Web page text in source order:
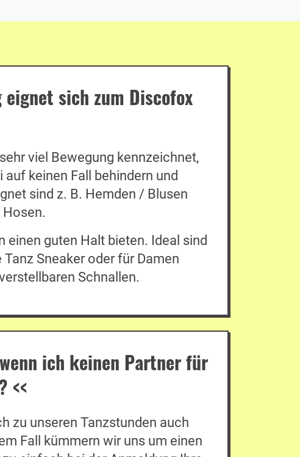
eignet sich zum Discofox
viel Bewegung kennzeichnet,
keinen Fall behindern und
sind z. B. Hemden / Blusen
einen guten Halt bieten. Ideal sind
Sneaker oder für Damen
Schnallen.
ich keinen Partner für
<<
zu unseren Tanzstunden auch
Fall kümmern wir uns um einen